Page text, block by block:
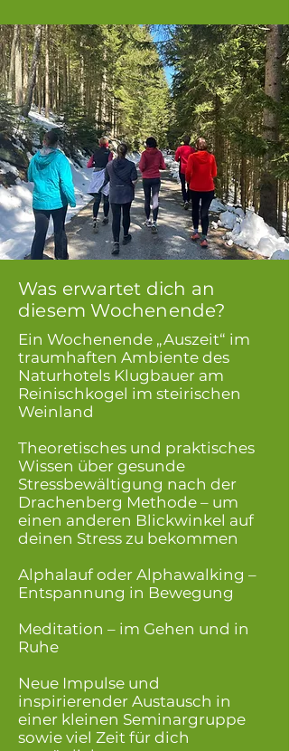
Was erwartet dich an
diesem Wochenende?
Ein Wochenende „Auszeit“ im
traumhaften Ambiente des
Naturhotels Klugbauer am
Reinischkogel im steirischen
Weinland
Theoretisches und praktisches
Wissen über gesunde
Stressbewältigung nach der
Drachenberg Methode – um
einen anderen Blickwinkel auf
deinen Stress zu bekommen
Alphalauf oder Alphawalking –
Entspannung in Bewegung
Meditation – im Gehen und in
Ruhe
Neue Impulse und
inspirierender Austausch in
einer kleinen Seminargruppe
sowie viel Zeit für dich